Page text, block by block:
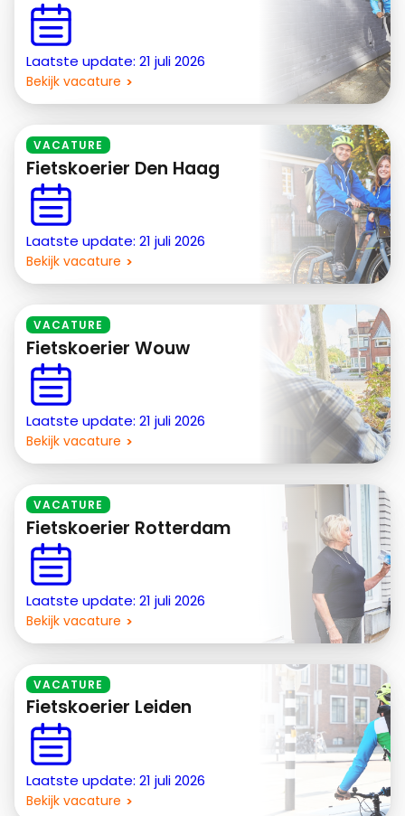
Laatste update: 21 juli 2026
Bekijk vacature
VACATURE
Fietskoerier Den Haag
Laatste update: 21 juli 2026
Bekijk vacature
VACATURE
Fietskoerier Wouw
Laatste update: 21 juli 2026
Bekijk vacature
VACATURE
Fietskoerier Rotterdam
Laatste update: 21 juli 2026
Bekijk vacature
VACATURE
Fietskoerier Leiden
Laatste update: 21 juli 2026
Bekijk vacature